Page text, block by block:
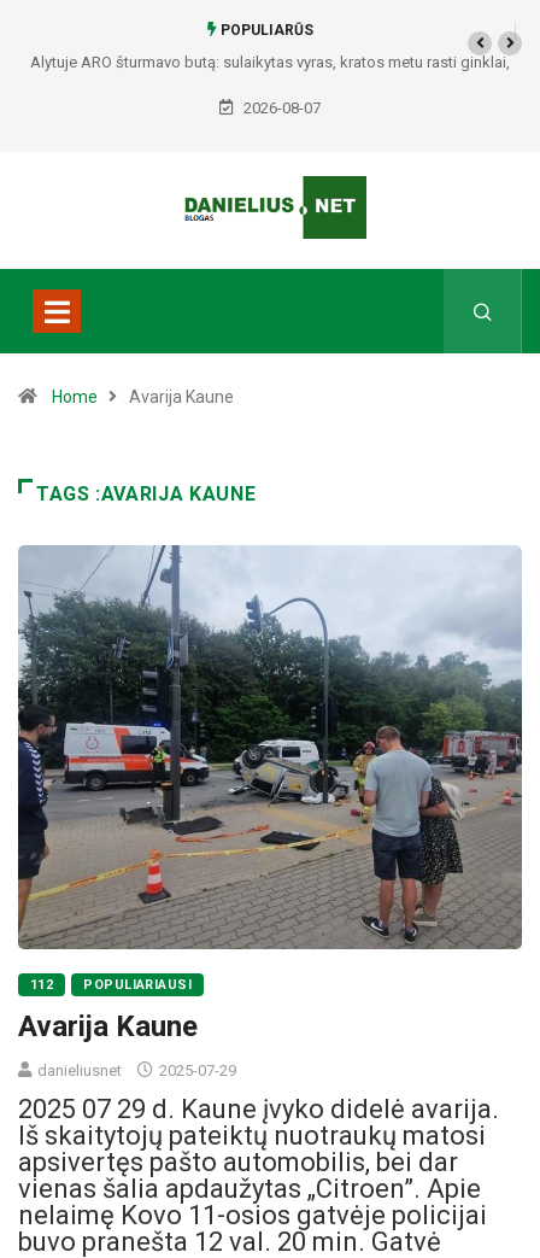
POPULIARŪS
Alytuje ARO šturmavo butą: sulaikytas vyras, kratos metu rasti ginklai,
Seirijuose – įtariami narkotikai BMW automobilyje
2026-08-07
Home Avarija Kaune
TAGS :AVARIJA KAUNE
112 POPULIARIAUSI
Avarija Kaune
danieliusnet 2025-07-29
2025 07 29 d. Kaune įvyko didelė avarija.
Iš skaitytojų pateiktų nuotraukų matosi
apsivertęs pašto automobilis, bei dar
vienas šalia apdaužytas „Citroen”. Apie
nelaimę Kovo 11-osios gatvėje policijai
buvo pranešta 12 val. 20 min. Gatvė